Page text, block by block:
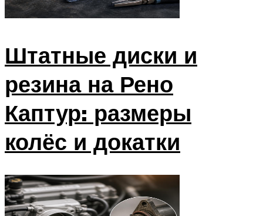
Штатные диски и
резина на Рено
Каптур: размеры
колёс и докатки